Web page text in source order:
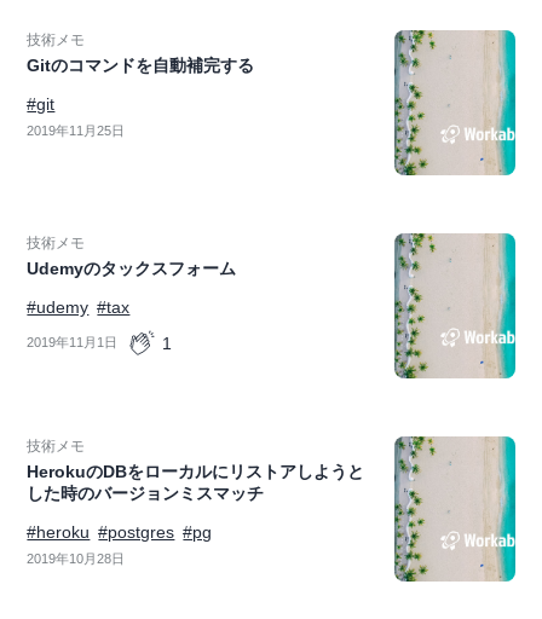
技術メモ
Gitのコマンドを自動補完する
#git
2019年11月25日
技術メモ
Udemyのタックスフォーム
#udemy #tax
2019年11月1日 1
技術メモ
HerokuのDBをローカルにリストアしようと
した時のバージョンミスマッチ
#heroku #postgres #pg
2019年10月28日